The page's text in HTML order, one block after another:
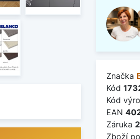
Značka
Kód
Kód
EAN
Záruka
Zboží